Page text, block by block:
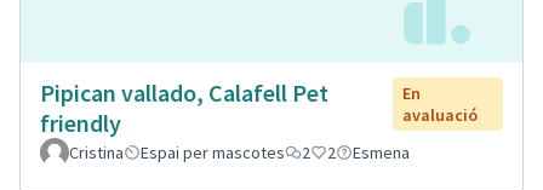
Pipican vallado, Calafell Pet
friendly
En
avaluació
Cristina
Espai per mascotes 2 2 Esmena